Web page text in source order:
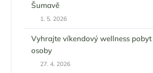
Šumavě
1. 5. 2026
Vyhrajte víkendový wellness
osoby
27. 4. 2026